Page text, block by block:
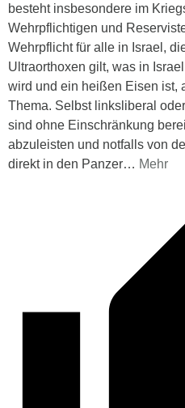
besteht insbesondere im
Wehrpflichtigen und
Wehrpflicht für alle in Israel,
Ultraorthoxen gilt, was in
wird und ein heißen Eisen ist,
Thema. Selbst linksliberal
sind ohne Einschränkung
abzuleisten und notfalls von
direkt in den Panzer… Mehr